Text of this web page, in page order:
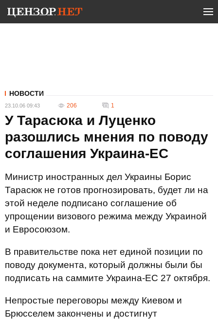
НОВОСТИ
23.10.06 09:43 206 1
У Тарасюка и Луценко
разошлись мнения по поводу
соглашения Украина-ЕС
Министр иностранных дел Украины Борис
Тарасюк не готов прогнозировать, будет ли на
этой неделе подписано соглашение об
упрощении визового режима между Украиной
и Евросоюзом.
В правительстве пока нет единой позиции по
поводу документа, который должны были бы
подписать на саммите Украина-ЕС 27 октября.
Непростые переговоры между Киевом и
Брюсселем закончены и достигнут